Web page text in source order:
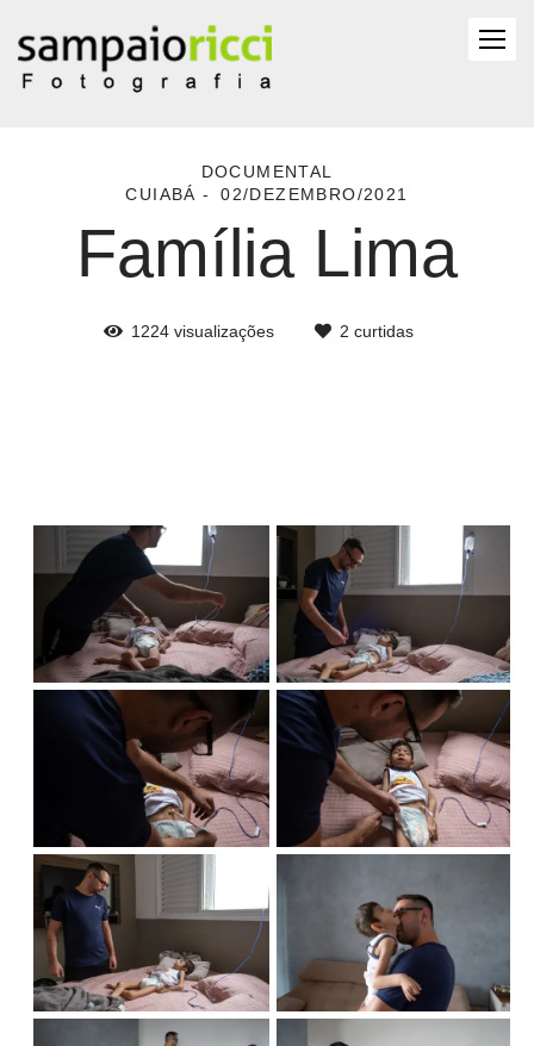
DOCUMENTAL
CUIABÁ
02/DEZEMBRO/2021
Família Lima
1224visualizações 2 curtidas